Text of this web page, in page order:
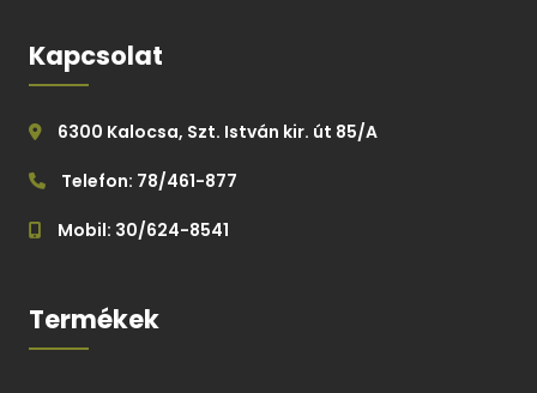
Kapcsolat
6300 Kalocsa, Szt. István kir. út 85/A
Telefon: 78/461-877
Mobil: 30/624-8541
Termékek